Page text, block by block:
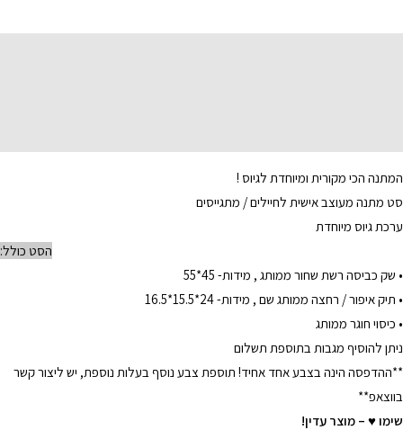
המתנה הכי מקורית ומיוחדת לגיוס !
סט מתנה מעוצב אישית לחיילים / מתגייסים
ערכת גיוס מיוחדת
הסט כולל:
• שק כביסה רשת שחור ממותג , מידות- 45*55
• תיק איפור / רחצה ממותג שם , מידות- 24*15.5*16.5
• כיסוי חוגר ממותג
ניתן להוסיף מגבות בתוספת תשלום
**ההדפסה הינה בצבע אחד אחיד! תוספת צבע נוסף בעלות נוספת, יש ליצור קשר
בווצאפ**
שימו ♥ – מוצר עדין!